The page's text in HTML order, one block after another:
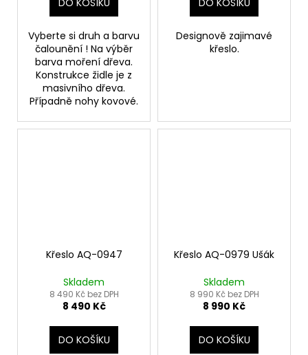
Vyberte si druh a barvu
čalounění ! Na výběr
barva moření dřeva.
Konstrukce židle je z
masivního dřeva.
Případně nohy kovové.
Designově zajimavé
křeslo.
Křeslo AQ-0947
Skladem
8 490 Kč bez DPH
8 490 Kč
DO KOŠÍKU
Křeslo AQ-0979 Ušák
Skladem
8 990 Kč bez DPH
8 990 Kč
DO KOŠÍKU